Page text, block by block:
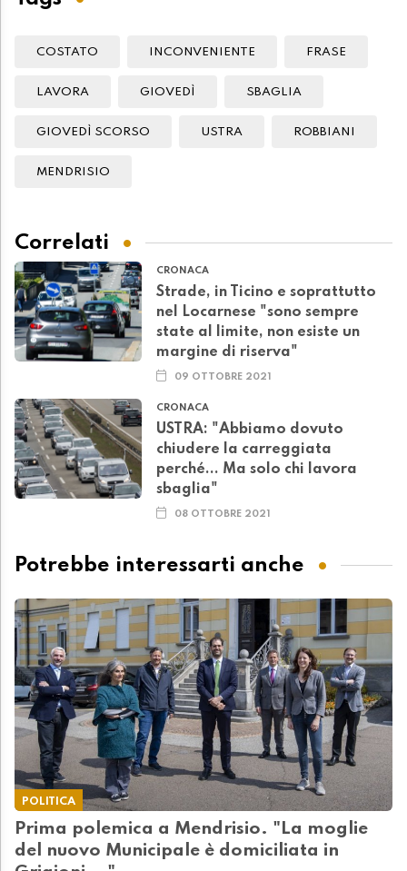
COSTATO INCONVENIENTE FRASE
LAVORA GIOVEDÌ SBAGLIA
GIOVEDÌ SCORSO USTRA ROBBIANI
MENDRISIO
Correlati
CRONACA
Strade, in Ticino e soprattutto
nel Locarnese "sono sempre
state al limite, non esiste un
margine di riserva"
09 OTTOBRE 2021
CRONACA
USTRA: "Abbiamo dovuto
chiudere la carreggiata
perché... Ma solo chi lavora
sbaglia"
08 OTTOBRE 2021
Potrebbe interessarti anche
POLITICA
Prima polemica a Mendrisio. "La moglie
del nuovo Municipale è domiciliata in